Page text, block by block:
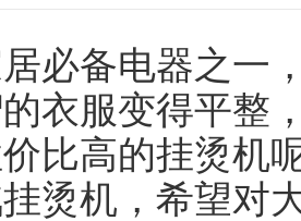
必备电器之一
衣服变得平整
比高的挂烫机
烫机，希望对